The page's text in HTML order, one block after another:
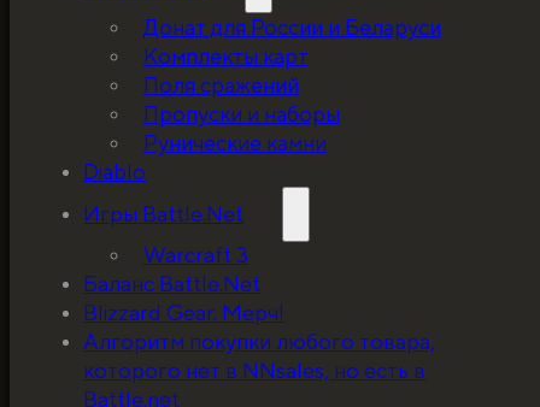
Донат для России и Беларуси
Комплекты карт
Поля сражений
Пропуски и наборы
Рунические камни
Diablo
Игры Battle.Net
Warcraft 3
Баланс Battle.Net
Blizzard Gear. Мерч!
Алгоритм покупки любого товара,
которого нет в NNsales, но есть в
Battle.net
5%, на весь ассортимент. Я хочу, чтобы
покупатель мог оценивать меня по
за ценники!